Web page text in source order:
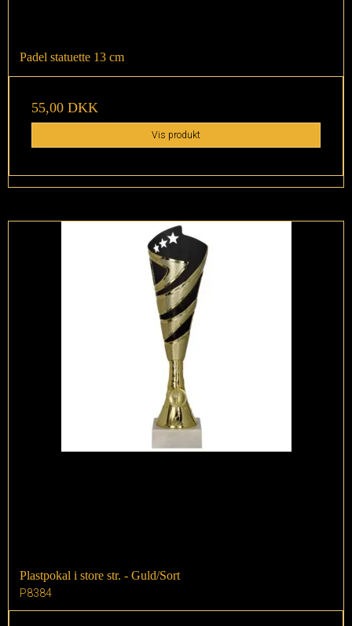
Padel statuette 13 cm
55,00 DKK
Vis produkt
Plastpokal i store str. - Guld/Sort
P8384